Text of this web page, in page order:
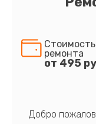
Стоимость
ремонта
от 495
Добро